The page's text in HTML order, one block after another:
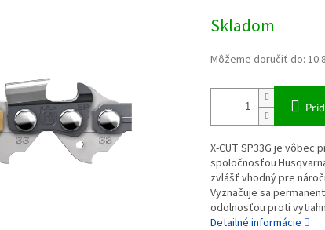
Skladom
Môžeme doručiť do:
X-CUT SP33G je
spoločnosťou
zvlášť vhodný pre
Vyznačuje sa
odolnosťou proti
Detailné informácie